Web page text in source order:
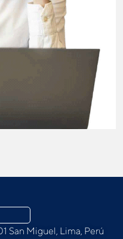
San Miguel, Lima, Perú